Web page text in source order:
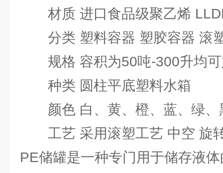
材质 进口食品级聚乙烯
分类 塑料容器 塑胶容器 滚
规格 容积为50吨-300升均可
种类 圆柱平底塑料水箱
颜色 白、黄、橙、蓝、绿、
工艺 采用滚塑工艺 中空 旋
PE储罐是一种专门用于储存液